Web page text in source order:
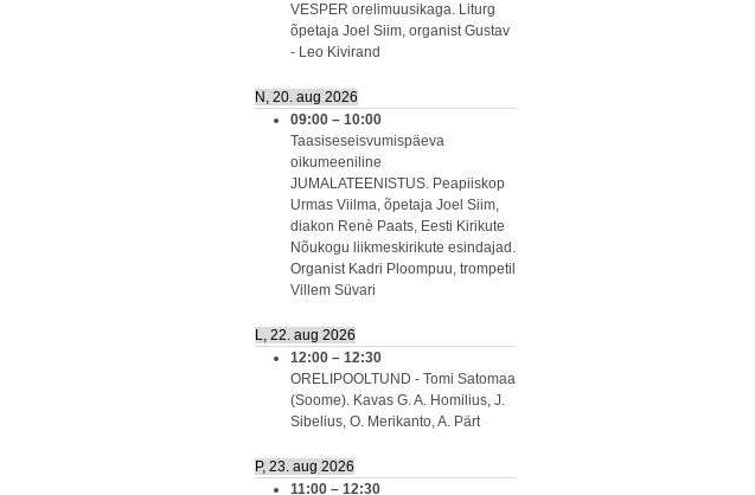
VESPER orelimuusikaga. Liturg
õpetaja Joel Siim, organist Gustav
- Leo Kivirand
N, 20. aug 2026
09:00 – 10:00
Taasiseseisvumispäeva
oikumeeniline
JUMALATEENISTUS. Peapiiskop
Urmas Viilma, õpetaja Joel Siim,
diakon Renè Paats, Eesti Kirikute
Nõukogu liikmeskirikute esindajad.
Organist Kadri Ploompuu, trompetil
Villem Süvari
L, 22. aug 2026
12:00 – 12:30
ORELIPOOLTUND - Tomi Satomaa
(Soome). Kavas G. A. Homilius, J.
Sibelius, O. Merikanto, A. Pärt
P, 23. aug 2026
11:00 – 12:30